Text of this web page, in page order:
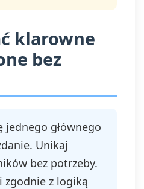
klarowne
bez
jednego głównego
Unikaj
bez potrzeby.
zgodnie z logiką